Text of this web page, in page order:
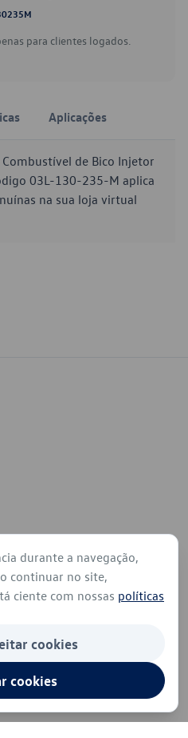
para clientes logados.
Aplicações
de Bico Injetor
03L-130-235-M aplica
na sua loja virtual
durante a navegação,
continuar no site,
ciente com nossas políticas
cookies
cookies